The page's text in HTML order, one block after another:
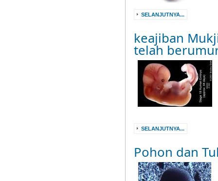
SELANJUTNYA...
keajiban
telah
SELANJUTNYA...
Pohon dan